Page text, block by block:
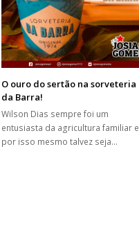
O ouro do sertão na sorveteria
da Barra!
Wilson Dias sempre foi um
entusiasta da agricultura familiar e
por isso mesmo talvez seja…